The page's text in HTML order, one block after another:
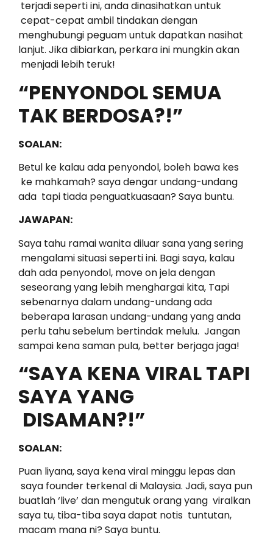
terjadi seperti ini, anda dinasihatkan untuk
cepat-cepat ambil tindakan dengan
menghubungi peguam untuk dapatkan nasihat
lanjut. Jika dibiarkan, perkara ini mungkin akan
menjadi lebih teruk!
“PENYONDOL SEMUA
TAK BERDOSA?!”
SOALAN:
Betul ke kalau ada penyondol, boleh bawa kes
ke mahkamah? saya dengar undang-undang
ada tapi tiada penguatkuasaan? Saya buntu.
JAWAPAN:
Saya tahu ramai wanita diluar sana yang sering
mengalami situasi seperti ini. Bagi saya, kalau
dah ada penyondol, move on jela dengan
seseorang yang lebih menghargai kita, Tapi
sebenarnya dalam undang-undang ada
beberapa larasan undang-undang yang anda
perlu tahu sebelum bertindak melulu. Jangan
sampai kena saman pula, better berjaga jaga!
“SAYA KENA VIRAL TAPI
SAYA YANG
DISAMAN?!”
SOALAN:
Puan liyana, saya kena viral minggu lepas dan
saya founder terkenal di Malaysia. Jadi, saya pun
buatlah ‘live’ dan mengutuk orang yang viralkan
saya tu, tiba-tiba saya dapat notis tuntutan,
macam mana ni? Saya buntu.